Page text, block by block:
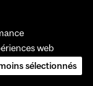
web
sélectionnés